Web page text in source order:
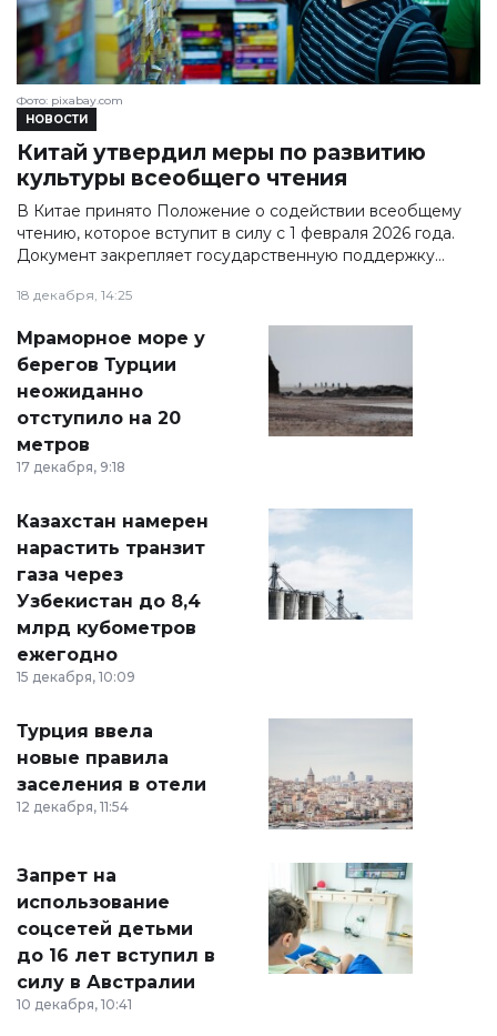
НОВОСТИ
Китай утвердил меры по развитию
культуры всеобщего чтения
В Китае принято Положение о содействии всеобщему
чтению, которое вступит в силу с 1 февраля 2026 года.
Документ закрепляет государственную поддержку
финансирование соответствующих программ за счёт
18 декабря, 14:25
Фото: pixabay.com
Мраморное море у
берегов Турции
неожиданно
отступило на 20
метров
17 декабря, 9:18
Казахстан намерен
нарастить транзит
газа через
Узбекистан до 8,4
млрд кубометров
ежегодно
15 декабря, 10:09
Турция ввела
новые правила
заселения в отели
12 декабря, 11:54
Запрет на
использование
соцсетей детьми
до 16 лет вступил в
силу в Австралии
10 декабря, 10:41